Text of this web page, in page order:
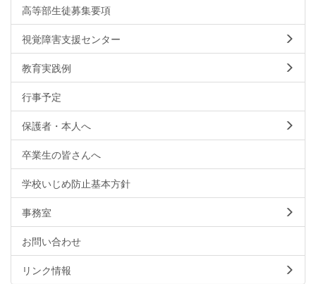
高等部生徒募集要項
視覚障害支援センター
教育実践例
行事予定
保護者・本人へ
卒業生の皆さんへ
学校いじめ防止基本方針
事務室
お問い合わせ
リンク情報